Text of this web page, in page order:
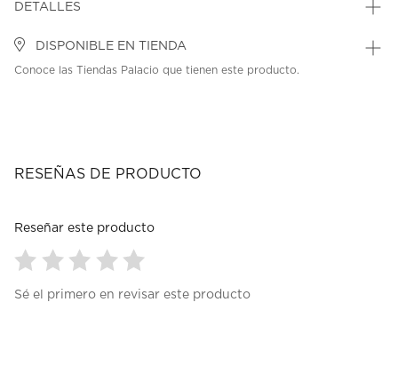
DETALLES
DISPONIBLE EN TIENDA
Conoce las Tiendas Palacio que tienen este producto.
RESEÑAS DE PRODUCTO
Reseñar este producto
paraparaparaparapara
Sé el primero en revisar este producto